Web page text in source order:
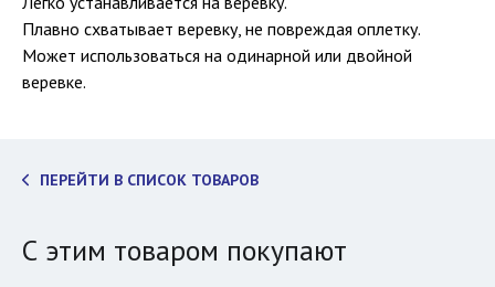
Плавно схватывает веревку, не повреждая оплетку.
Может использоваться на одинарной или двойной
веревке.
ПЕРЕЙТИ В СПИСОК ТОВАРОВ
С этим товаром покупают